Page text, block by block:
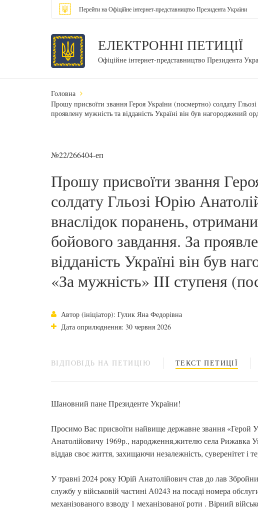
Перейти на Офіційне інтернет-представництво Президента України
ЕЛЕКТРОННІ ПЕТИЦІЇ
Офіційне інтернет-представництво Президента
Головна
Прошу присвоїти звання Героя України (посмертно) солдату
проявлену мужність та відданість Україні він був нагороджений
№22/266404-еп
Прошу присвоїти звання
солдату Гльозі Юрію
внаслідок поранень,
бойового завдання. За
відданість Україні він був
«За мужність» III ступеня
Автор (ініціатор): Гулик Яна Федорівна
Дата оприлюднення: 30 червня 2026
ВІДПОВІДЬ НА ПЕТИЦІЮ ТЕКСТ ПЕТИЦІЇ
Шановний пане Президенте України!
Просимо Вас присвоїти найвище державне звання «Герой
Анатолійовичу 1969р., народження,жителю села Рижавка
віддав своє життя, захищаючи незалежність, суверенітет і
У травні 2024 року Юрій Анатолійович став до лав
службу у військовій частині А0243 на посаді номера
механізованого взводу 1 механізованої роти . Вірний